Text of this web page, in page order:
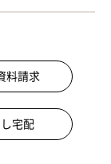
料請求
宅配